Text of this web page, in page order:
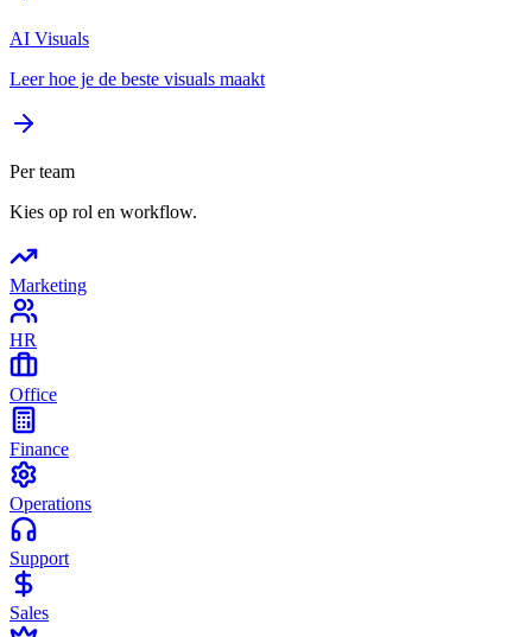
AI Visuals
Leer hoe je de beste visuals maakt
Per team
Kies op rol en workflow.
Marketing
HR
Office
Finance
Operations
Support
Sales